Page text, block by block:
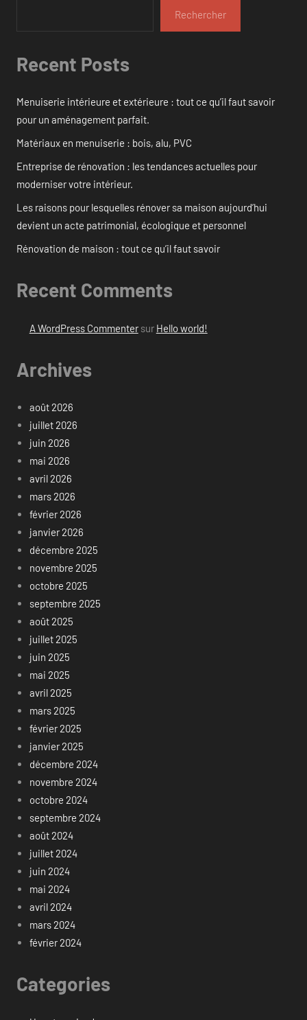
Rechercher
Recent Posts
Menuiserie intérieure et extérieure : tout ce qu’il faut savoir
pour un aménagement parfait.
Matériaux en menuiserie : bois, alu, PVC
Entreprise de rénovation : les tendances actuelles pour
moderniser votre intérieur.
Les raisons pour lesquelles rénover sa maison aujourd’hui
devient un acte patrimonial, écologique et personnel
Rénovation de maison : tout ce qu’il faut savoir
Recent Comments
A WordPress Commentersur Hello world!
Archives
août 2026
juillet 2026
juin 2026
mai 2026
avril 2026
mars 2026
février 2026
janvier 2026
décembre 2025
novembre 2025
octobre 2025
septembre 2025
août 2025
juillet 2025
juin 2025
mai 2025
avril 2025
mars 2025
février 2025
janvier 2025
décembre 2024
novembre 2024
octobre 2024
septembre 2024
août 2024
juillet 2024
juin 2024
mai 2024
avril 2024
mars 2024
février 2024
Categories